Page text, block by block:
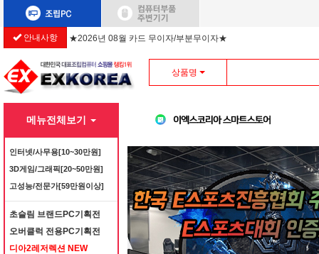
안내사항 ★2026년 08월 카드 무이자/부분무이자★
상품명
메뉴전체보기
인터넷/사무용[10~30만원]
3D게임/그래픽[20~50만원]
고성능/전문가[59만원이상]
초슬림 브랜드PC기획전
오버클럭 전용PC기획전
디아2레저렉션 NEW